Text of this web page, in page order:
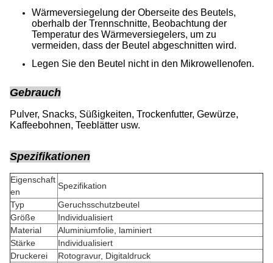
Wärmeversiegelung der Oberseite des Beutels,
oberhalb der Trennschnitte, Beobachtung der
Temperatur des Wärmeversiegelers, um zu
vermeiden, dass der Beutel abgeschnitten wird.
Legen Sie den Beutel nicht in den Mikrowellenofen.
Gebrauch
Pulver, Snacks, Süßigkeiten, Trockenfutter, Gewürze,
Kaffeebohnen, Teeblätter usw.
Spezifikationen
Eigenschaft
en
Spezifikation
Typ
Geruchsschutzbeutel
Größe
Individualisiert
Material
Aluminiumfolie, laminiert
Stärke
Individualisiert
Druckerei
Rotogravur, Digitaldruck